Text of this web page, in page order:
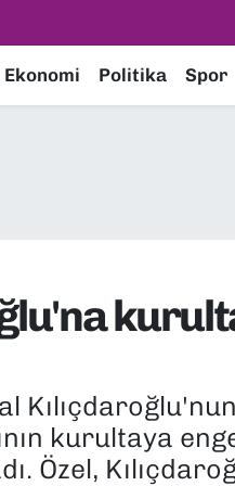
Ekonomi Politika Spor
kurultaya
Özel,